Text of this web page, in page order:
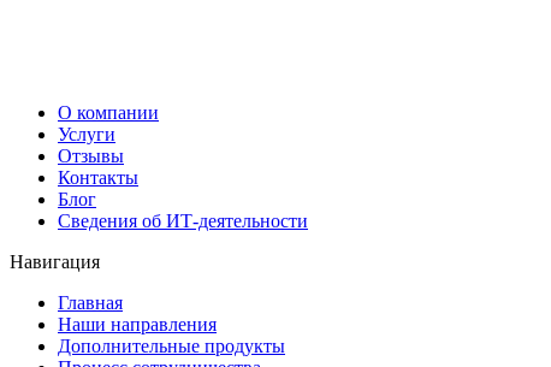
О компании
Услуги
Отзывы
Контакты
Блог
Сведения об ИТ-деятельности
Навигация
Главная
Наши направления
Дополнительные продукты